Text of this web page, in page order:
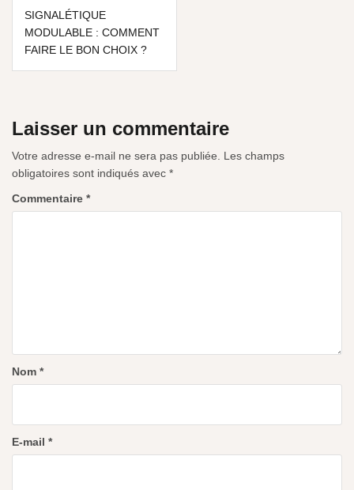
SIGNALÉTIQUE
MODULABLE : COMMENT
FAIRE LE BON CHOIX ?
Laisser un commentaire
Votre adresse e-mail ne sera pas publiée.
Les champs
obligatoires sont indiqués avec *
Commentaire *
Nom *
E-mail *